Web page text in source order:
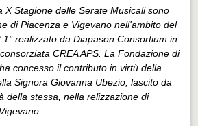
X Stagione delle Serate Musicali sono
di Piacenza e Vigevano nell'ambito del
realizzato da Diapason Consortium in
CREA APS. La Fondazione di
concesso il contributo in virtù della
Signora Giovanna Ubezio, lascito da
della stessa, nella relizzazione di